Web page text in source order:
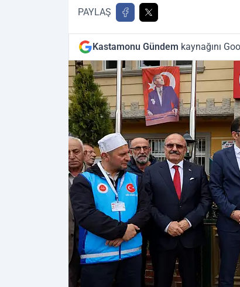
PAYLAŞ
Kastamonu Gündem kaynağını